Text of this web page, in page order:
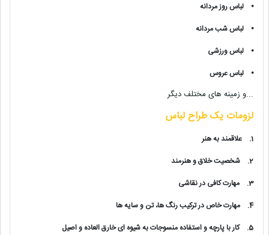
⦁
لباس روز مردانه
⦁
لباس شب مردانه
⦁
لباس ورزشی
⦁
لباس عروس
...و زمینه های مختلف دیگر
لزومات یک طراح لباس
1.
علاقمند به هنر
2.
شخصیت خلاق و هنرمند
3.
مهارت کافی در نقاشی
4.
مهارت خاص در ترکیب رنگ ها، تن و سایه ها
5.
کار با پارچه و استفاده منسوجات به شیوه ای خارق العاده و اصیل